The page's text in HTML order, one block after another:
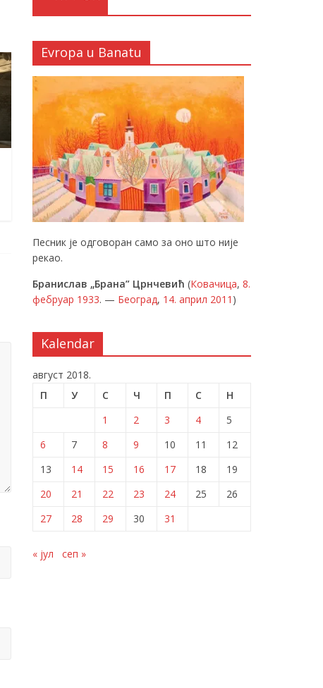
Evropa u Banatu
Песник је одговоран само за оно што није
рекао.
Бранислав „Брана” Црнчевић (Ковачица, 8.
фебруар 1933. — Београд, 14. април 2011 )
Kalendar
август 2018.
П
У С Ч П С
Н
1
2 3 4
5
6
7 8 9 10 11
12
13
14 15 16 17 18
19
20
21 22 23 24 25
26
27
28 29 30 31
« јул сеп »